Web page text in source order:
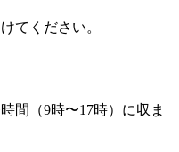
てください。
間（9時〜17時）に収ま